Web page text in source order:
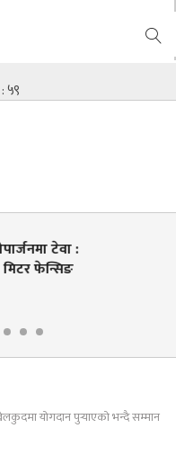
डिएसपी योग्य बस्नेत
व्यवस्थापनमा उत्कृष्ट योगदान
योगदान पुर्‍याएको भन्दै सम्मान